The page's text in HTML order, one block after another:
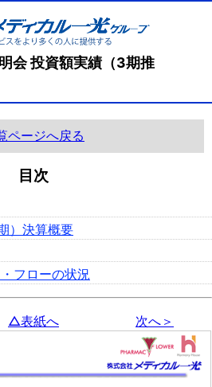
会 投資額実績（3期推
ページへ戻る
目次
）決算概要
フローの状況
△表紙へ 次へ＞